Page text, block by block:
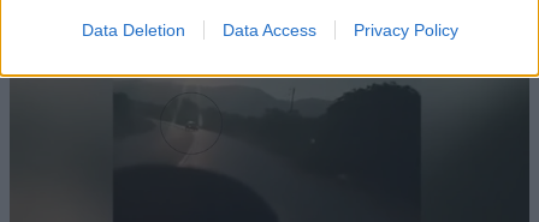
Data Deletion Data Access Privacy Policy